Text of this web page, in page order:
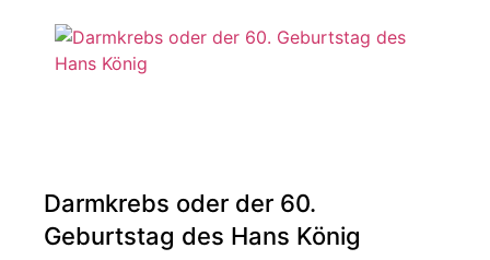
Darmkrebs oder der 60.
Geburtstag des Hans König